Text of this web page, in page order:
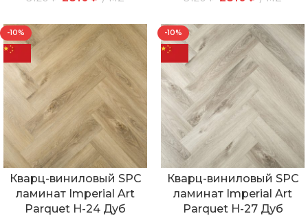
-10%
Кварц-виниловый SPC
ламинат Imperial Art
Parquet Н-24 Дуб
-10%
Кварц-виниловый SPC
ламинат Imperial Art
Parquet Н-27 Дуб